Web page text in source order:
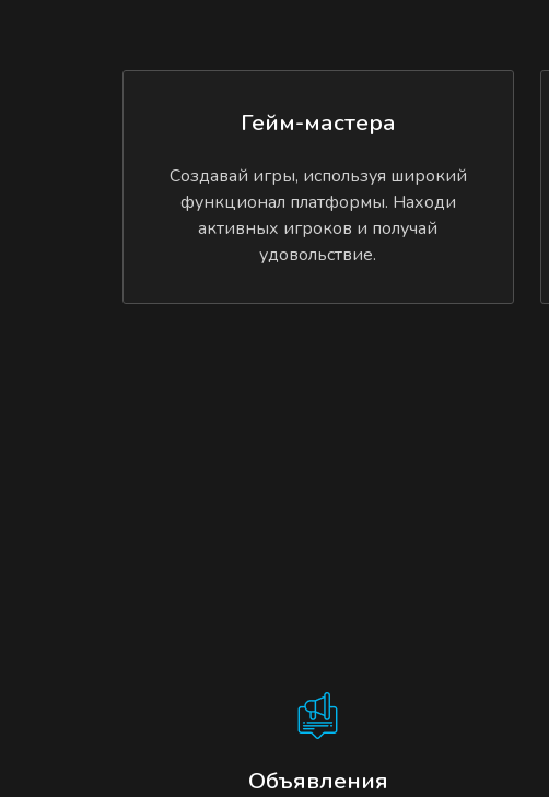
Гейм-мастера
Создавай игры, используя широкий
функционал платформы. Находи
активных игроков и получай
удовольствие.
Объявления